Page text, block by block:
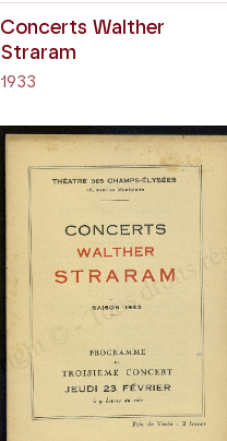
Concerts Walther
Straram
1933